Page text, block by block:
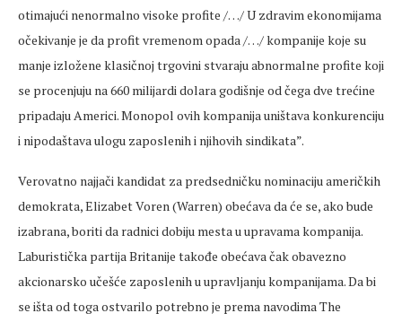
otimajući nenormalno visoke profite /…/ U zdravim ekonomijama
očekivanje je da profit vremenom opada /…/ kompanije koje su
manje izložene klasičnoj trgovini stvaraju abnormalne profite koji
se procenjuju na 660 milijardi dolara godišnje od čega dve trećine
pripadaju Americi. Monopol ovih kompanija uništava konkurenciju
i nipodaštava ulogu zaposlenih i njihovih sindikata”.
Verovatno najjači kandidat za predsedničku nominaciju američkih
demokrata, Elizabet Voren (Warren) obećava da će se, ako bude
izabrana, boriti da radnici dobiju mesta u upravama kompanija.
Laburistička partija Britanije takođe obećava čak obavezno
akcionarsko učešće zaposlenih u upravljanju kompanijama. Da bi
se išta od toga ostvarilo potrebno je prema navodima The